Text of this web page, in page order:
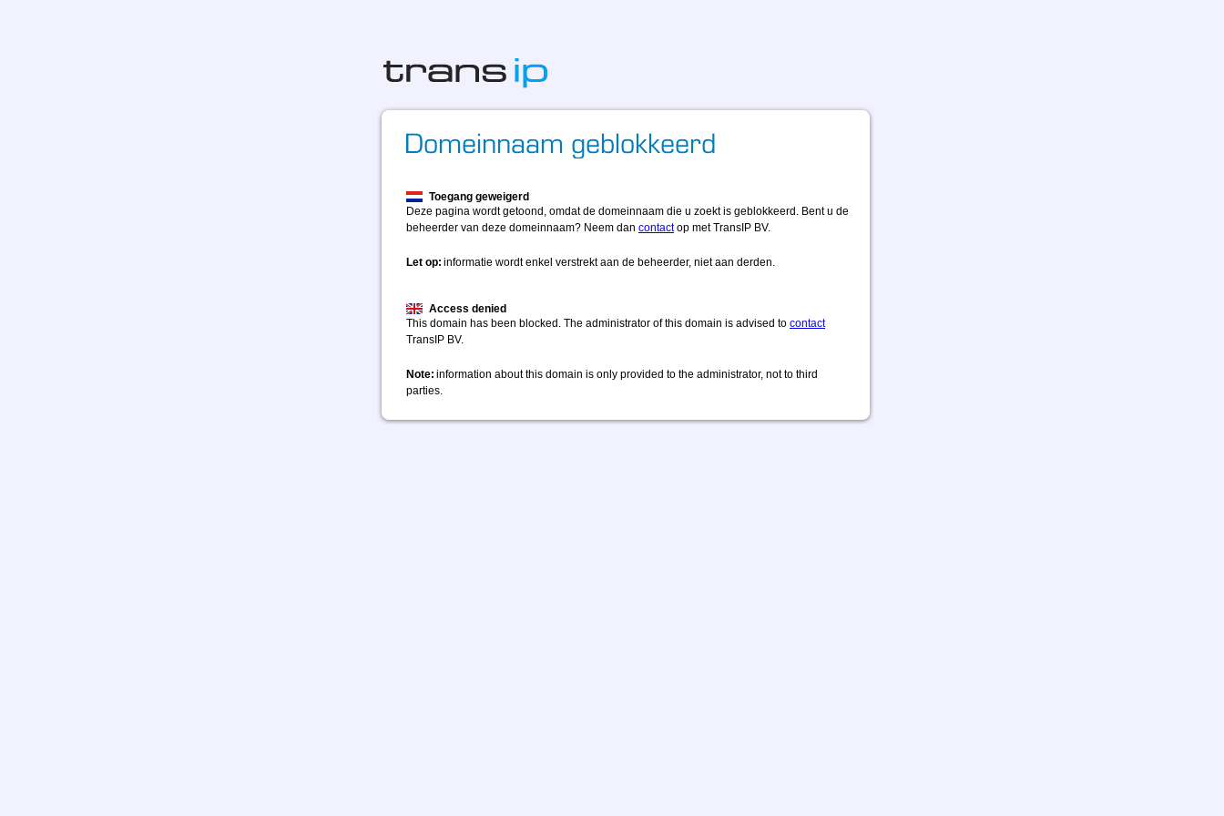
Toegang geweigerd
Deze pagina wordt getoond, omdat de domeinnaam die u zoekt is geblokkeerd. Bent u de
beheerder van deze domeinnaam? Neem dan contactop met TransIP BV.
Let op: informatie wordt enkel verstrekt aan de beheerder, niet aan derden.
Access denied
This domain has been blocked. The administrator of this domain is advised to contact
TransIP BV.
Note: information about this domain is only provided to the administrator, not to third
parties.